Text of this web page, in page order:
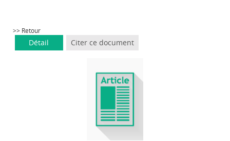
>> Retour
Détail Citer ce document